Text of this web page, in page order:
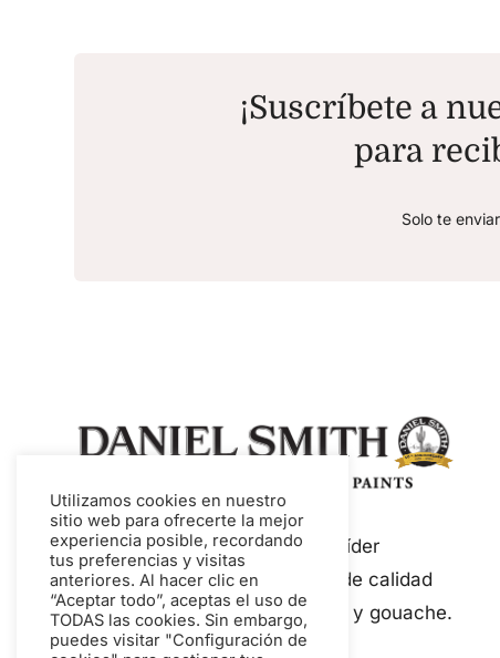
¡Suscríbete a
para
Solo te
Daniel Smith es un fabricante líder
mundial de pinturas y medios de calidad
artística, incluyendo acuarelas y gouache.
Utilizamos cookies en nuestro
sitio web para ofrecerte la mejor
experiencia posible, recordando
tus preferencias y visitas
anteriores. Al hacer clic en
“Aceptar todo”, aceptas el uso de
TODAS las cookies. Sin embargo,
puedes visitar "Configuración de